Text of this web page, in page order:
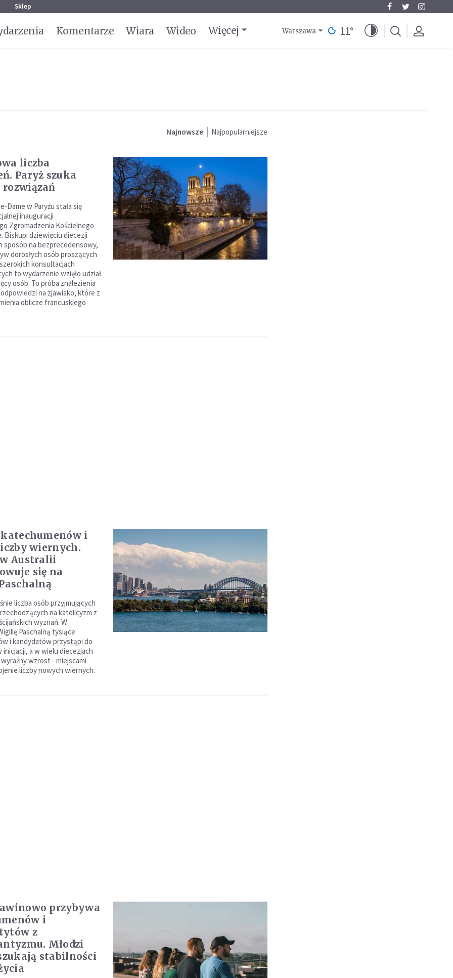
Sklep
Komentarze Wiara Wideo Więcej Warszawa 11°
Najnowsze Najpopularniejsze
liczba
Paryż szuka
Dame w Paryżu stała się
inauguracji
Zgromadzenia Kościelnego
Biskupi dziewięciu diecezji
sposób na bezprecedensowy,
dorosłych osób proszących
konsultacjach
to wydarzenie wzięło udział
osób. To próba znalezienia
na zjawisko, które z
oblicze francuskiego
i
wiernych.
w Australii
się na
liczba osób przyjmujących
na katolicyzm z
wyznań. W
Paschalną tysiące
i kandydatów przystąpi do
inicjacji, a w wielu diecezjach
wzrost - miejscami
liczby nowych wiernych.
przybywa
i
z
Młodzi
stabilności